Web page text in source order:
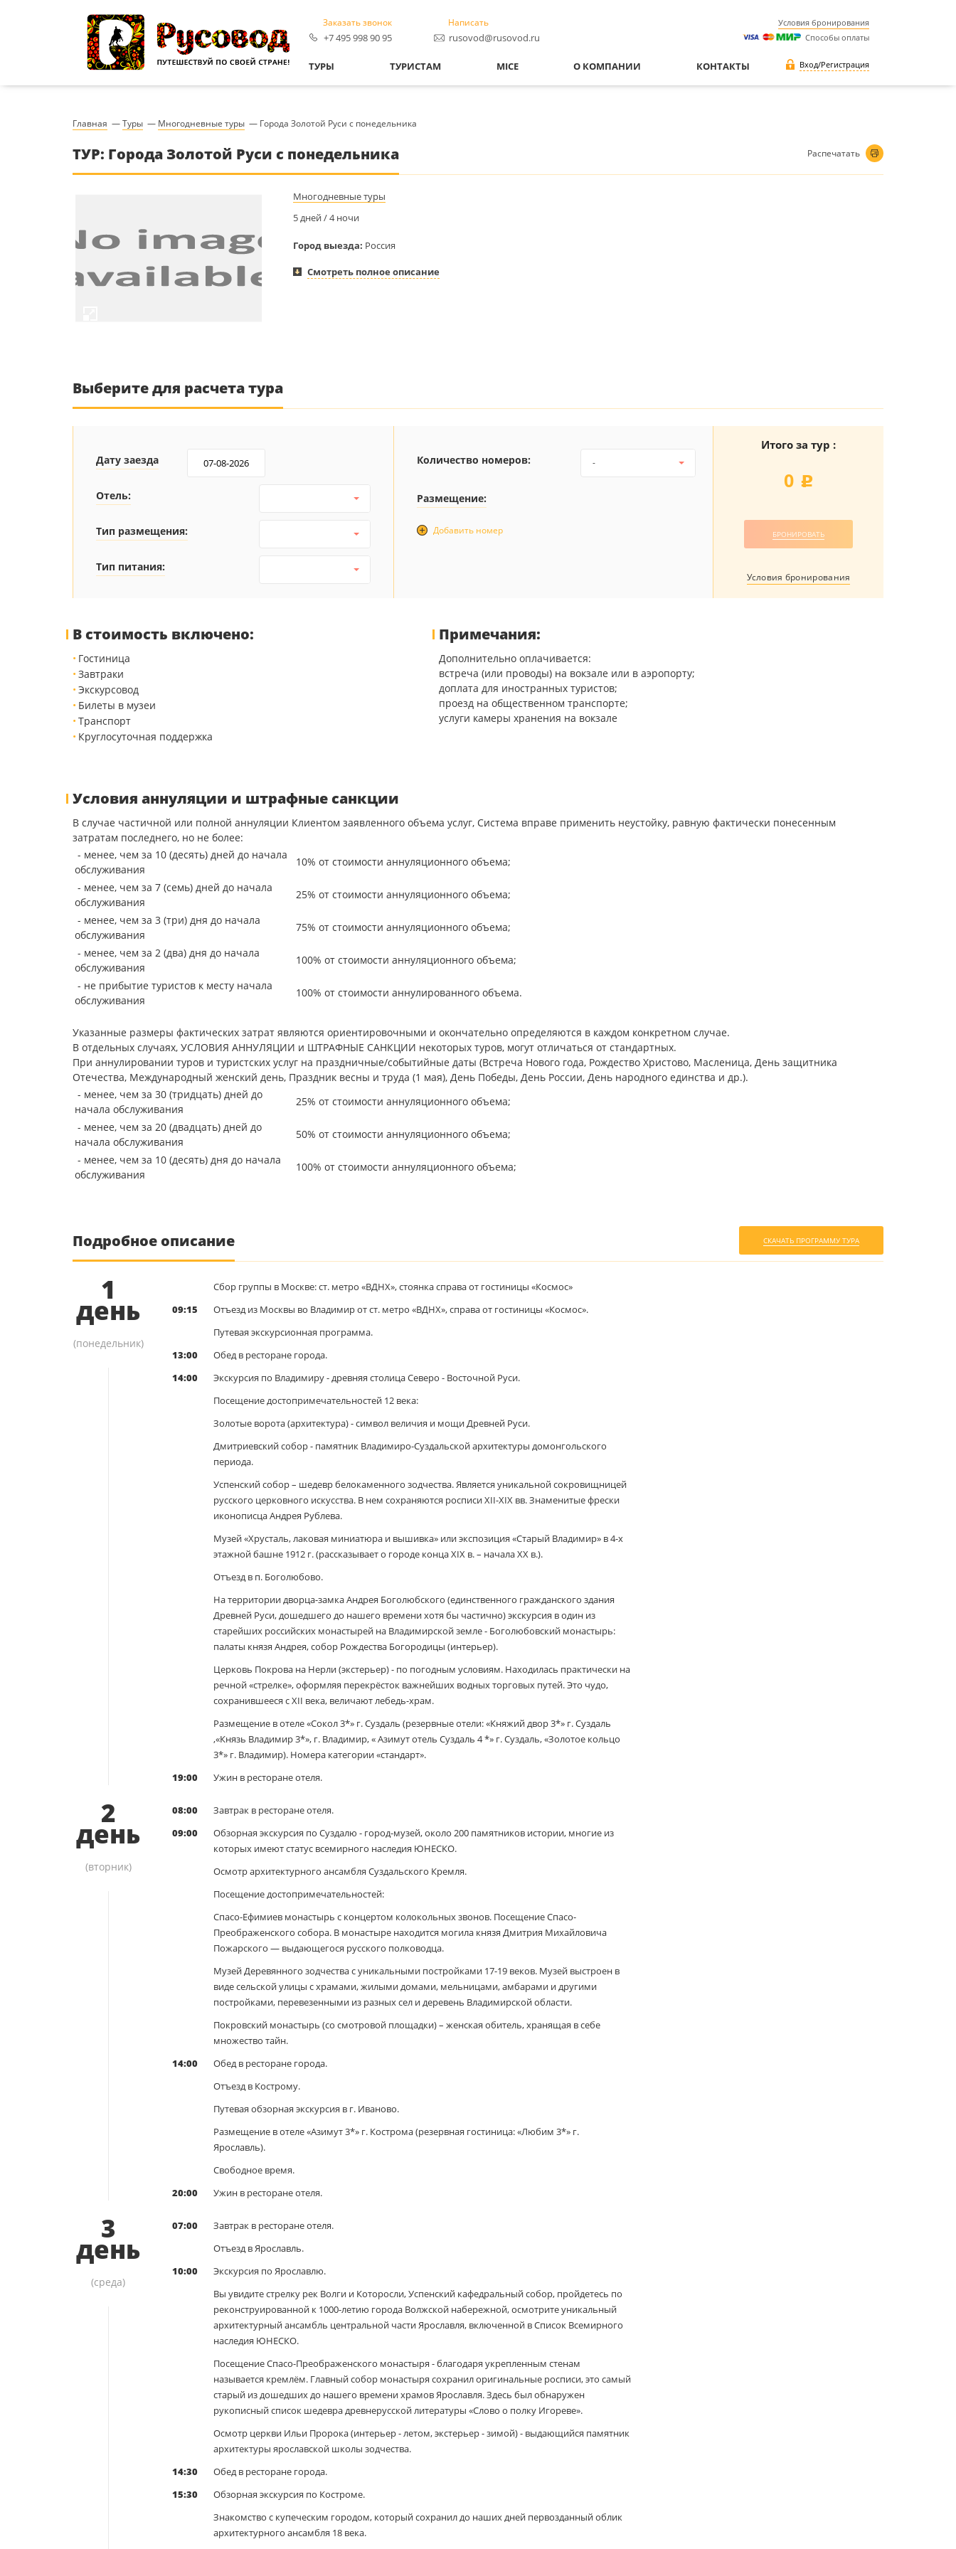
Заказать звонок
+7 495 998 90 95
Написать
rusovod@rusovod.ru
Условия бронирования
Способы оплаты
ТУРЫ ТУРИСТАМ MICE О КОМПАНИИ КОНТАКТЫ Вход/Регистрация
Главная —Туры — Многодневные туры — Города Золотой Руси с понедельника
ТУР: Города Золотой Руси с понедельника Распечатать
Многодневные туры
5 дней / 4 ночи
Город выезда: Россия
Смотреть полное описание
Выберите для расчета тура
Дату заезда
Отель:
Тип размещения:
Тип питания:
Количество номеров: -
Размещение:
Добавить номер
Итого за тур :
0 j
БРОНИРОВАТЬ
Условия бронирования
В стоимость включено:
Гостиница
Завтраки
Экскурсовод
Билеты в музеи
Транспорт
Круглосуточная поддержка
Примечания:
Дополнительно оплачивается:
встреча (или проводы) на вокзале или в аэропорту;
доплата для иностранных туристов;
проезд на общественном транспорте;
услуги камеры хранения на вокзале
Условия аннуляции и штрафные санкции
В случае частичной или полной аннуляции Клиентом заявленного объема услуг, Система вправе применить неустойку, равную фактически понесенным
затратам последнего, но не более:
- менее, чем за 10 (десять) дней до начала
обслуживания
10% от стоимости аннуляционного объема;
- менее, чем за 7 (семь) дней до начала
обслуживания
25% от стоимости аннуляционного объема;
- менее, чем за 3 (три) дня до начала
обслуживания
75% от стоимости аннуляционного объема;
- менее, чем за 2 (два) дня до начала
обслуживания
100% от стоимости аннуляционного объема;
- не прибытие туристов к месту начала
обслуживания
100% от стоимости аннулированного объема.
Указанные размеры фактических затрат являются ориентировочными и окончательно определяются в каждом конкретном случае.
В отдельных случаях, УСЛОВИЯ АННУЛЯЦИИ и ШТРАФНЫЕ САНКЦИИ некоторых туров, могут отличаться от стандартных.
При аннулировании туров и туристских услуг на праздничные/событийные даты (Встреча Нового года, Рождество Христово, Масленица, День защитника
Отечества, Международный женский день, Праздник весны и труда (1 мая), День Победы, День России, День народного единства и др.).
- менее, чем за 30 (тридцать) дней до
начала обслуживания
25% от стоимости аннуляционного объема;
- менее, чем за 20 (двадцать) дней до
начала обслуживания
50% от стоимости аннуляционного объема;
- менее, чем за 10 (десять) дня до начала
обслуживания
100% от стоимости аннуляционного объема;
Подробное описание СКАЧАТЬ ПРОГРАММУ ТУРА
1
день
(понедельник)
Сбор группы в Москве: ст. метро «ВДНХ», стоянка справа от гостиницы «Космос»
09:15
Отъезд из Москвы во Владимир от ст. метро «ВДНХ», справа от гостиницы «Космос».
Путевая экскурсионная программа.
13:00
Обед в ресторане города.
14:00
Экскурсия по Владимиру - древняя столица Северо - Восточной Руси.
Посещение достопримечательностей 12 века:
Золотые ворота (архитектура) - символ величия и мощи Древней Руси.
Дмитриевский собор - памятник Владимиро-Суздальской архитектуры домонгольского
периода.
Успенский собор – шедевр белокаменного зодчества. Является уникальной сокровищницей
русского церковного искусства. В нем сохраняются росписи XII-XIX вв. Знаменитые фрески
иконописца Андрея Рублева.
Музей «Хрусталь, лаковая миниатюра и вышивка» или экспозиция «Старый Владимир» в 4-х
этажной башне 1912 г. (рассказывает о городе конца XIX в. – начала XX в.).
Отъезд в п. Боголюбово.
На территории дворца-замка Андрея Боголюбского (единственного гражданского здания
Древней Руси, дошедшего до нашего времени хотя бы частично) экскурсия в один из
старейших российских монастырей на Владимирской земле - Боголюбовский монастырь:
палаты князя Андрея, собор Рождества Богородицы (интерьер).
Церковь Покрова на Нерли (экстерьер) - по погодным условиям. Находилась практически на
речной «стрелке», оформляя перекрёсток важнейших водных торговых путей. Это чудо,
сохранившееся с ХII века, величают лебедь-храм.
Размещение в отеле «Сокол 3*» г. Суздаль (резервные отели: «Княжий двор 3*» г. Суздаль
,«Князь Владимир 3*», г. Владимир, « Азимут отель Суздаль 4 *» г. Суздаль, «Золотое кольцо
3*» г. Владимир). Номера категории «стандарт».
19:00
Ужин в ресторане отеля.
2
день
(вторник)
08:00
Завтрак в ресторане отеля.
09:00
Обзорная экскурсия по Суздалю - город-музей, около 200 памятников истории, многие из
которых имеют статус всемирного наследия ЮНЕСКО.
Осмотр архитектурного ансамбля Суздальского Кремля.
Посещение достопримечательностей:
Спасо-Ефимиев монастырь с концертом колокольных звонов. Посещение Спасо-
Преображенского собора. В монастыре находится могила князя Дмитрия Михайловича
Пожарского — выдающегося русского полководца.
Музей Деревянного зодчества с уникальными постройками 17-19 веков. Музей выстроен в
виде сельской улицы с храмами, жилыми домами, мельницами, амбарами и другими
постройками, перевезенными из разных сел и деревень Владимирской области.
Покровский монастырь (со смотровой площадки) – женская обитель, хранящая в себе
множество тайн.
14:00
Обед в ресторане города.
Отъезд в Кострому.
Путевая обзорная экскурсия в г. Иваново.
Размещение в отеле «Азимут 3*» г. Кострома (резервная гостиница: «Любим 3*» г.
Ярославль).
Свободное время.
20:00
Ужин в ресторане отеля.
3
день
(среда)
07:00
Завтрак в ресторане отеля.
Отъезд в Ярославль.
10:00
Экскурсия по Ярославлю.
Вы увидите стрелку рек Волги и Которосли, Успенский кафедральный собор, пройдетесь по
реконструированной к 1000-летию города Волжской набережной, осмотрите уникальный
архитектурный ансамбль центральной части Ярославля, включенной в Список Всемирного
наследия ЮНЕСКО.
Посещение Спасо-Преображенского монастыря - благодаря укрепленным стенам
называется кремлём. Главный собор монастыря сохранил оригинальные росписи, это самый
старый из дошедших до нашего времени храмов Ярославля. Здесь был обнаружен
рукописный список шедевра древнерусской литературы «Слово о полку Игореве».
Осмотр церкви Ильи Пророка (интерьер - летом, экстерьер - зимой) - выдающийся памятник
архитектуры ярославской школы зодчества.
14:30
Обед в ресторане города.
15:30
Обзорная экскурсия по Костроме.
Знакомство с купеческим городом, который сохранил до наших дней первозданный облик
архитектурного ансамбля 18 века.